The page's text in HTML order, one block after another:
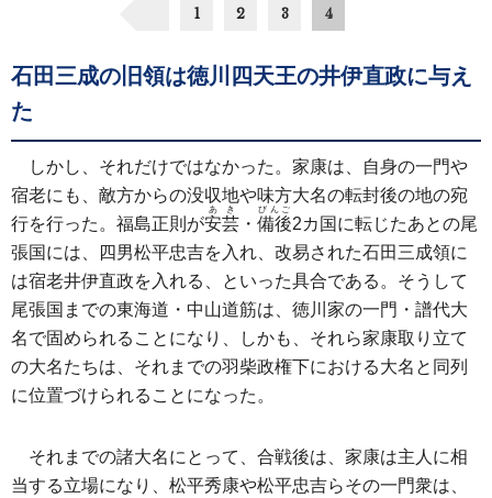
1 2 3 4
石田三成の旧領は徳川四天王の井伊直政に与え
た
しかし、それだけではなかった。家康は、自身の一門や
宿老にも、敵方からの没収地や味方大名の転封後の地の宛
行を行った。福島正則が安芸
あき
・ 備後
びんご
2カ国に転じたあとの尾
張国には、四男松平忠吉を入れ、改易された石田三成領に
は宿老井伊直政を入れる、といった具合である。そうして
尾張国までの東海道・中山道筋は、徳川家の一門・譜代大
名で固められることになり、しかも、それら家康取り立て
の大名たちは、それまでの羽柴政権下における大名と同列
に位置づけられることになった。
それまでの諸大名にとって、合戦後は、家康は主人に相
当する立場になり、松平秀康や松平忠吉らその一門衆は、